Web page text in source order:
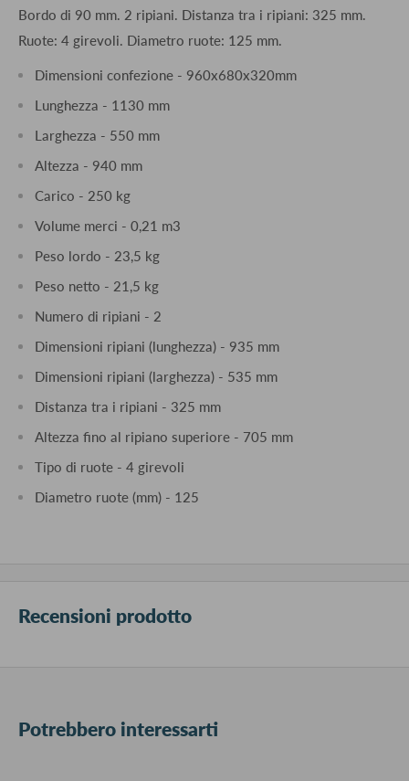
Bordo di 90 mm. 2 ripiani. Distanza tra i ripiani: 325 mm.
Ruote: 4 girevoli. Diametro ruote: 125 mm.
Dimensioni confezione - 960x680x320mm
Lunghezza - 1130 mm
Larghezza - 550 mm
Altezza - 940 mm
Carico - 250 kg
Volume merci - 0,21 m3
Peso lordo - 23,5 kg
Peso netto - 21,5 kg
Numero di ripiani - 2
Dimensioni ripiani (lunghezza) - 935 mm
Dimensioni ripiani (larghezza) - 535 mm
Distanza tra i ripiani - 325 mm
Altezza fino al ripiano superiore - 705 mm
Tipo di ruote - 4 girevoli
Diametro ruote (mm) - 125
Recensioni prodotto
Potrebbero interessarti